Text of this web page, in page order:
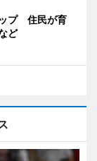
プ 住民が育
ど